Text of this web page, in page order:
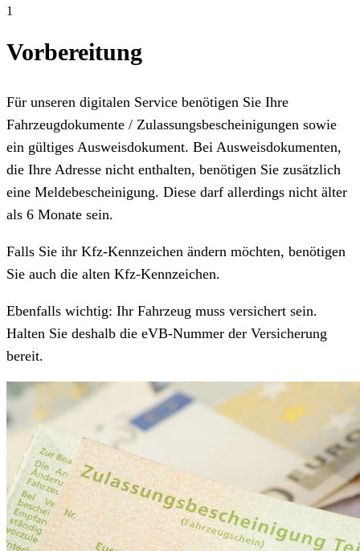
1
Vorbereitung
Für unseren digitalen Service benötigen Sie Ihre
Fahrzeugdokumente / Zulassungsbescheinigungen sowie
ein gültiges Ausweisdokument. Bei Ausweisdokumenten,
die Ihre Adresse nicht enthalten, benötigen Sie zusätzlich
eine Meldebescheinigung. Diese darf allerdings nicht älter
als 6 Monate sein.
Falls Sie ihr Kfz-Kennzeichen ändern möchten, benötigen
Sie auch die alten Kfz-Kennzeichen.
Ebenfalls wichtig: Ihr Fahrzeug muss versichert sein.
Halten Sie deshalb die eVB-Nummer der Versicherung
bereit.